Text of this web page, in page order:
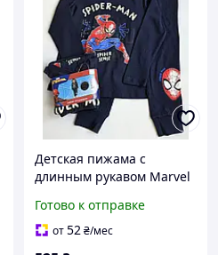
Детская пижама с
длинным рукавом Marvel
для мальчиков
Готово к отправке
от52₴/мес